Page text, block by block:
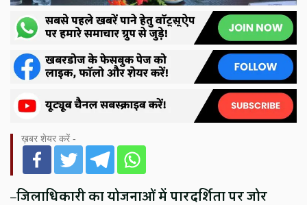
ख़बर शेयर करें -
–जिलाधिकारी का योजनाओं में पारदर्शिता पर जोर